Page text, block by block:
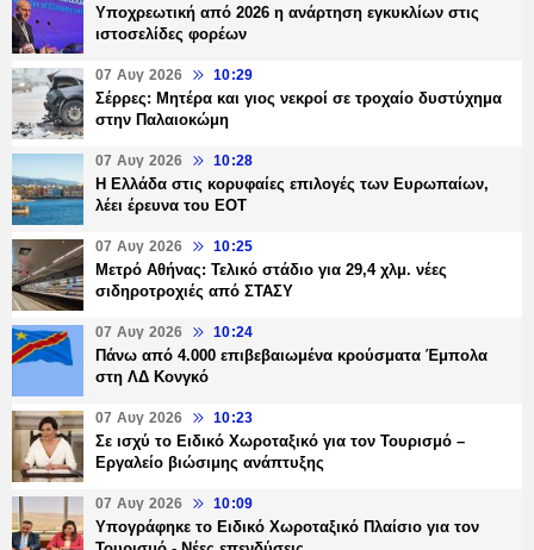
Υποχρεωτική από 2026 η ανάρτηση εγκυκλίων στις
ιστοσελίδες φορέων
07 Αυγ 2026 10:29
Σέρρες: Μητέρα και γιος νεκροί σε τροχαίο δυστύχημα
στην Παλαιοκώμη
07 Αυγ 2026 10:28
Η Ελλάδα στις κορυφαίες επιλογές των Ευρωπαίων,
λέει έρευνα του ΕΟΤ
07 Αυγ 2026 10:25
Μετρό Αθήνας: Τελικό στάδιο για 29,4 χλμ. νέες
σιδηροτροχιές από ΣΤΑΣΥ
07 Αυγ 2026 10:24
Πάνω από 4.000 επιβεβαιωμένα κρούσματα Έμπολα
στη ΛΔ Κονγκό
07 Αυγ 2026 10:23
Σε ισχύ το Ειδικό Χωροταξικό για τον Τουρισμό –
Εργαλείο βιώσιμης ανάπτυξης
07 Αυγ 2026 10:09
Υπογράφηκε το Ειδικό Χωροταξικό Πλαίσιο για τον